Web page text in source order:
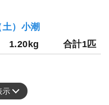
）小潮
1.20kg 合計1匹
示